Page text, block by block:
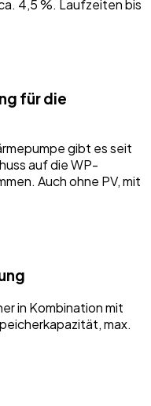
4,5 %. Laufzeiten bis
für die
gibt es seit
auf die WP-
Auch ohne PV, mit
in Kombination mit
max.